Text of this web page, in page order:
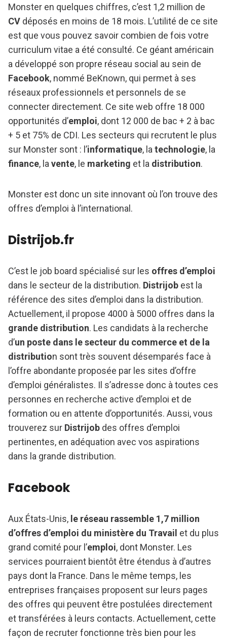
Monster en quelques chiffres, c’est 1,2 million de
CV déposés en moins de 18 mois. L’utilité de ce site
est que vous pouvez savoir combien de fois votre
curriculum vitae a été consulté. Ce géant américain
a développé son propre réseau social au sein de
Facebook, nommé BeKnown, qui permet à ses
réseaux professionnels et personnels de se
connecter directement. Ce site web offre 18 000
opportunités d’emploi, dont 12 000 de bac + 2 à bac
+ 5 et 75% de CDI. Les secteurs qui recrutent le plus
sur Monster sont : l’informatique, la technologie, la
finance, la vente, le marketing et la distribution.
Monster est donc un site innovant où l’on trouve des
offres d’emploi à l’international.
Distrijob.fr
C’est le job board spécialisé sur les offres d’emploi
dans le secteur de la distribution. Distrijob est la
référence des sites d’emploi dans la distribution.
Actuellement, il propose 4000 à 5000 offres dans la
grande distribution. Les candidats à la recherche
d’un poste dans le secteur du commerce et de la
distribution sont très souvent désemparés face à
l’offre abondante proposée par les sites d’offre
d’emploi généralistes. Il s’adresse donc à toutes ces
personnes en recherche active d’emploi et de
formation ou en attente d’opportunités. Aussi, vous
trouverez sur Distrijob des offres d’emploi
pertinentes, en adéquation avec vos aspirations
dans la grande distribution.
Facebook
Aux États-Unis, le réseau rassemble 1,7 million
d’offres d’emploi du ministère du Travail et du plus
grand comité pour l’emploi, dont Monster. Les
services pourraient bientôt être étendus à d’autres
pays dont la France. Dans le même temps, les
entreprises françaises proposent sur leurs pages
des offres qui peuvent être postulées directement
et transférées à leurs contacts. Actuellement, cette
façon de recruter fonctionne très bien pour les